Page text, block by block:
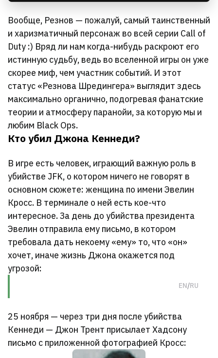
Вообще, Резнов — пожалуй, самый таинственный
и харизматичный персонаж во всей серии Call of
Duty :) Вряд ли нам когда-нибудь раскроют его
истинную судьбу, ведь во вселенной игры он уже
скорее миф, чем участник событий. И этот
статус «Резнова Шредингера» выглядит здесь
максимально органично, подогревая фанатские
теории и атмосферу паранойи, за которую мы и
любим Black Ops.
Кто убил Джона Кеннеди?
В игре есть человек, играющий важную роль в
убийстве JFK, о котором ничего не говорят в
основном сюжете: женщина по имени Эвелин
Кросс. В терминале о ней есть кое-что
интересное. За день до убийства президента
Эвелин отправила ему письмо, в котором
требовала дать некоему «ему» то, что «он»
хочет, иначе жизнь Джона окажется под
угрозой:
Оригинал
EN/Перевод
RU
25 ноября — через три дня после убийства
Кеннеди — Джон Трент присылает Хадсону
письмо с приложенной фотографией Кросс: